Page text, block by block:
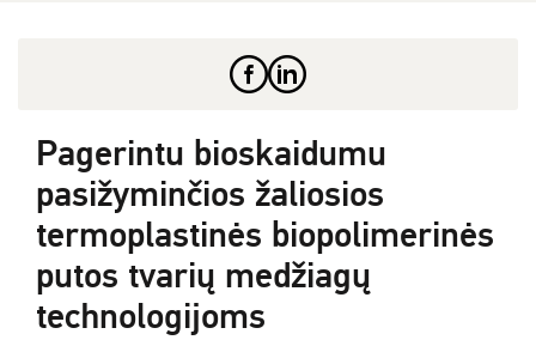
Pagerintu bioskaidumu
pasižyminčios žaliosios
termoplastinės biopolimerinės
putos tvarių medžiagų
technologijoms